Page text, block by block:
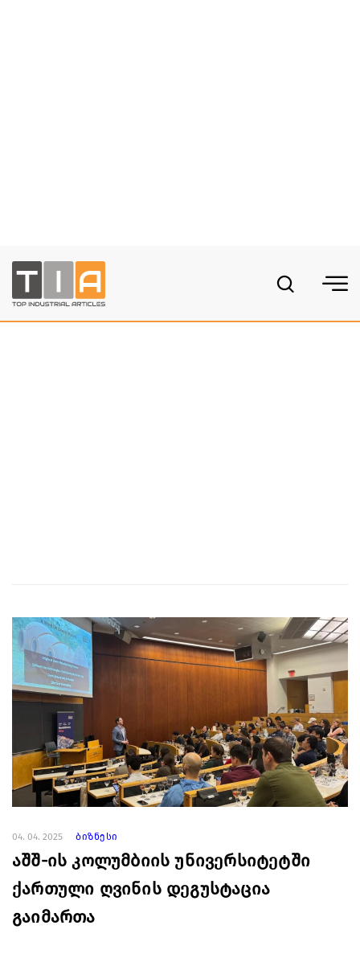
04. 04. 2025 ბიზნესი
აშშ-ის კოლუმბიის უნივერსიტეტში
ქართული ღვინის დეგუსტაცია
გაიმართა